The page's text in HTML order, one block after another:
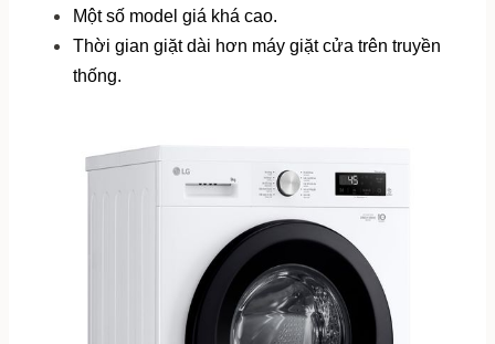
Một số model giá khá cao.
Thời gian giặt dài hơn máy giặt cửa trên truyền
thống.